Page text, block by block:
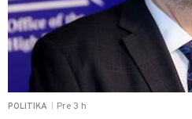
POLITIKA Pre 3 h